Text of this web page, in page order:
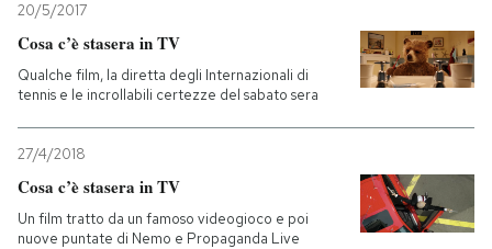
Sport
NEWSLETTER
20/5/2017
Cosa c’è stasera in TV
Qualche film, la diretta degli Internazionali di
tennis e le incrollabili certezze del sabato sera
27/4/2018
Cosa c’è stasera in TV
Un film tratto da un famoso videogioco e poi
nuove puntate di Nemo e Propaganda Live